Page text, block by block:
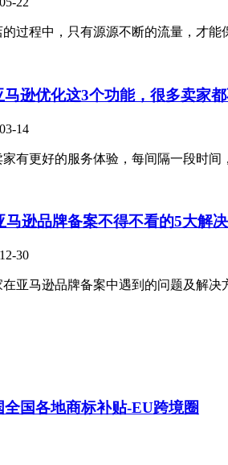
过程中，只有源源不断的流量，才
逊优化这3个功能，很多卖家
14
家有更好的服务体验，每间隔一段时
马逊品牌备案不得不看的5大解
30
亚马逊品牌备案中遇到的问题及解决
国各地商标补贴-EU跨境圈